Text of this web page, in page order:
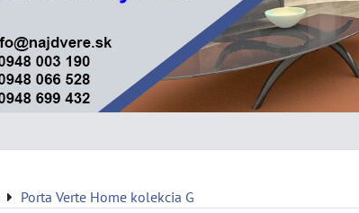
Porta Verte Home kolekcia G